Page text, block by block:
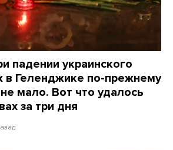
падении украинского
в Геленджике по-прежнему
мало. Вот что удалось
за три дня